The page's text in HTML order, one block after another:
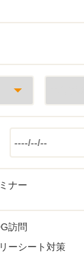
ナー
訪問
ーシート対策